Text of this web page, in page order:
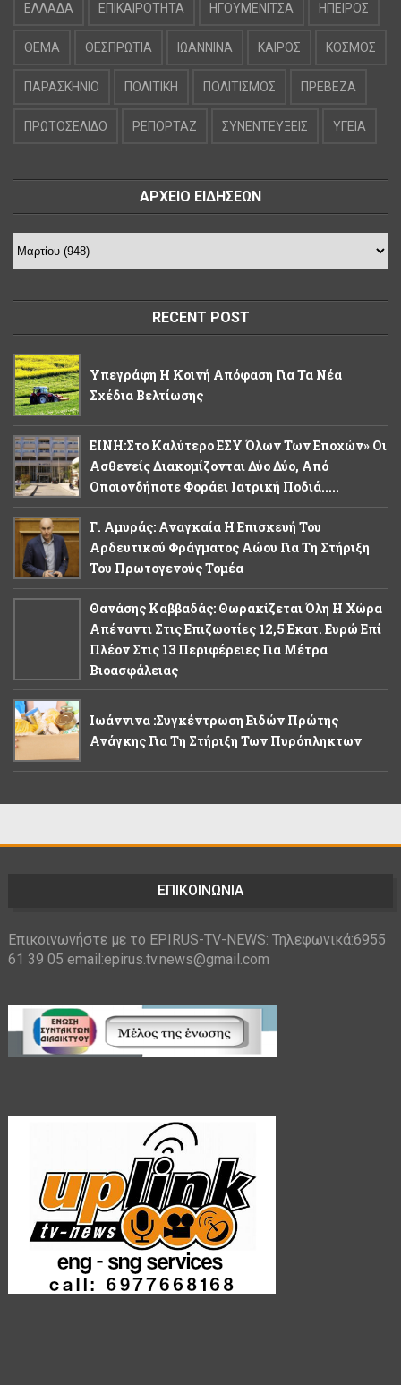
ΕΛΛΑΔΑ ΕΠΙΚΑΙΡΟΤΗΤΑ ΗΓΟΥΜΕΝΙΤΣΑ ΗΠΕΙΡΟΣ
ΘΕΜΑ ΘΕΣΠΡΩΤΙΑ ΙΩΑΝΝΙΝΑ ΚΑΙΡΟΣ ΚΟΣΜΟΣ
ΠΑΡΑΣΚΗΝΙΟ ΠΟΛΙΤΙΚΗ ΠΟΛΙΤΙΣΜΟΣ ΠΡΕΒΕΖΑ
ΠΡΩΤΟΣΕΛΙΔΟ ΡΕΠΟΡΤΑΖ ΣΥΝΕΝΤΕΥΞΕΙΣ ΥΓΕΙΑ
ΑΡΧΕΙΟ ΕΙΔΗΣΕΩΝ
RECENT POST
Υπεγράφη Η Κοινή Απόφαση Για Τα Νέα
Σχέδια Βελτίωσης
ΕΙΝΗ:Στο Καλύτερο ΕΣΥ Όλων Των Εποχών» Οι
Ασθενείς Διακομίζονται Δύο Δύο, Από
Οποιονδήποτε Φοράει Ιατρική Ποδιά.....
Γ. Αμυράς: Αναγκαία Η Επισκευή Του
Αρδευτικού Φράγματος Αώου Για Τη Στήριξη
Του Πρωτογενούς Τομέα
Θανάσης Καββαδάς: Θωρακίζεται Όλη Η Χώρα
Απέναντι Στις Επιζωοτίες 12,5 Εκατ. Ευρώ Επί
Πλέον Στις 13 Περιφέρειες Για Μέτρα
Βιοασφάλειας
Ιωάννινα :Συγκέντρωση Ειδών Πρώτης
Ανάγκης Για Τη Στήριξη Των Πυρόπληκτων
ΕΠΙΚΟΙΝΩΝΙΑ
Επικοινωνήστε με το EPIRUS-TV-NEWS: Τηλεφωνικά:6955
61 39 05 email:epirus.tv.news@gmail.com